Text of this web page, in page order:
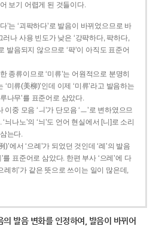
보기 어렵게 된 것들이다.
’는 ‘괴팍하다’로 발음이 바뀌었으므로 바
러나 사용 빈도가 낮은 ‘강퍅하다, 퍅하다,
발음되지 않으므로 ‘퍅’이 아직도 표준어
종류이므로 ‘미류’는 어원적으로 분명히
미류(美柳)’인데 이제 ‘미류’라고 발음하는
나무’를 표준어로 삼았다.
이중 모음 ‘ㅢ’가 단모음 ‘ㅡ’로 변하였으므
늬나노’의 ‘늬’도 언어 현실에서 [니]로 소리
는다.
에서 ‘으례’가 되었던 것인데 ‘례’의 발음
를 표준어로 삼았다. 한편 부사 ‘으레’에 다
레히’가 같은 뜻으로 쓰이는 일이 많은데,
의 발음 변화를 인정하여, 발음이 바뀌어